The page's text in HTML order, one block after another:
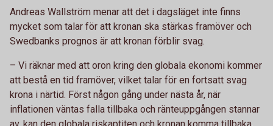
Andreas Wallström menar att det i dagsläget inte finns
mycket som talar för att kronan ska stärkas framöver och
Swedbanks prognos är att kronan förblir svag.
– Vi räknar med att oron kring den globala ekonomi kommer
att bestå en tid framöver, vilket talar för en fortsatt svag
krona i närtid. Först någon gång under nästa år, när
inflationen väntas falla tillbaka och ränteuppgången stannar